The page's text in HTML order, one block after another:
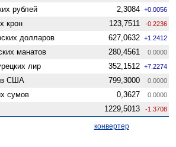
рублей 2,3084 +0.0056
крон 123,7511 -0.2236
долларов 627,0632 +1.2412
манатов 280,4561 0.0000
лир 352,1512 +7.2274
США 799,3000 0.0000
сумов 0,3627 0.0000
1229,5013 -1.3708
конвертер